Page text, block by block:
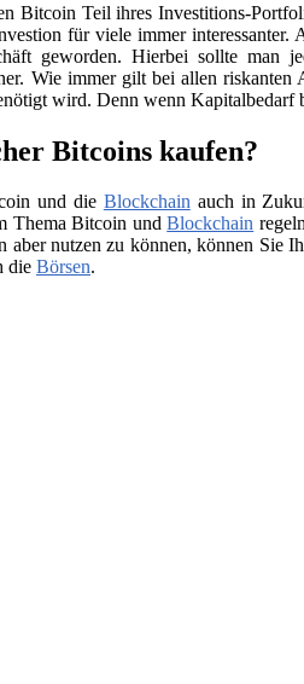
Bitcoin Teil ihres Investitions-
für viele immer
geworden. Hierbei sollte man
Wie immer gilt bei allen
wird. Denn wenn Kapitalbedarf
Bitcoins kaufen?
und die Blockchainauch in
Thema Bitcoin undBlockchain
nutzen zu können, können Sie
die Börsen.